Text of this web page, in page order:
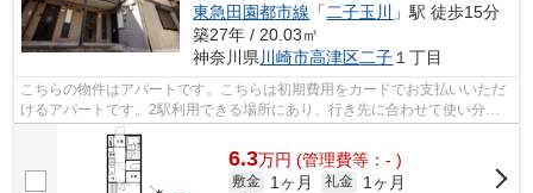
東急田園都市線 「 二子玉川
」駅 徒歩15分
築27年 / 20.03㎡
神奈川県 川崎市高津区二子 １丁目
こちらの物件はアパートです。こちらは初期費用をカードでお支払いいただ
けるアパートです。2駅利用できる場所にあり、行き先に合わせて使い分け
ができます。駅から徒歩7分に立地する...
6.3万円 (管理費等：- )
敷金 1ヶ月 礼金
1ヶ月